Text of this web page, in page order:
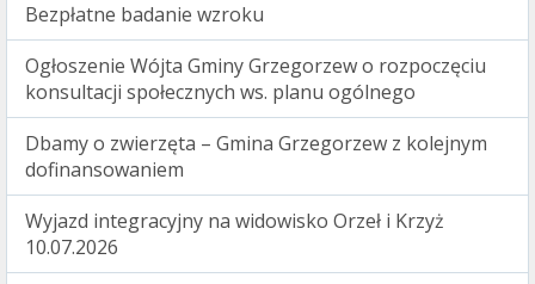
Bezpłatne badanie wzroku
Ogłoszenie Wójta Gminy Grzegorzew o rozpoczęciu
konsultacji społecznych ws. planu ogólnego
Dbamy o zwierzęta – Gmina Grzegorzew z kolejnym
dofinansowaniem
Wyjazd integracyjny na widowisko Orzeł i Krzyż
10.07.2026